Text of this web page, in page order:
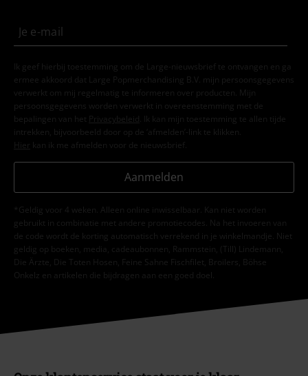
Ik geef hierbij toestemming om de Large-nieuwsbrief te ontvangen en ga
ermee akkoord dat Large Popmerchandising B.V. mijn persoonsgegevens
verwerkt om mij regelmatig te informeren over producten. Mijn
persoonsgegevens worden verwerkt in overeenstemming met de
bepalingen van het
Privacybeleid . Ik kan mijn toestemming te allen tijde
intrekken, bijvoorbeeld door op de ‘afmelden’-link te klikken.
Hier kan ik me afmelden voor de nieuwsbrief.
Aanmelden
*Geldig voor 4 weken. Alleen online inwisselbaar. Kan niet worden
gebruikt in combinatie met andere promotiecodes. Na het invoeren van
de code wordt de korting automatisch verrekend in je winkelmandje. Niet
geldig op boeken, media, cadeaubonnen, Rammstein, (Till) Lindemann,
Die Ärzte, Die Toten Hosen, Feine Sahne Fischfilet, Broilers, Böhse
Onkelz en artikelen die bijdragen aan een goed doel.